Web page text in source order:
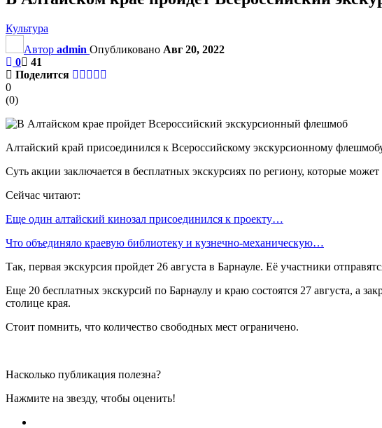
Культура
Автор admin Опубликовано Авг 20, 2022
0
41
Поделится
0
(0)
Алтайский край присоединился к Всероссийскому экскурсионному
Суть акции заключается в бесплатных экскурсиях по региону, которые
Сейчас читают:
Еще один алтайский кинозал присоединился к проекту…
Что объединяло краевую библиотеку и кузнечно-механическую…
Так, первая экскурсия пройдет 26 августа в Барнауле. Её участники
Еще 20 бесплатных экскурсий по Барнаулу и краю состоятся 27 августа, а
столице края.
Стоит помнить, что количество свободных мест ограничено.
Насколько публикация полезна?
Нажмите на звезду, чтобы оценить!